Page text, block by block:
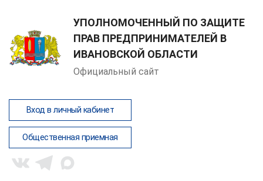
УПОЛНОМОЧЕННЫЙ ПО ЗАЩИТЕ
ПРАВ ПРЕДПРИНИМАТЕЛЕЙ В
ИВАНОВСКОЙ ОБЛАСТИ
Официальный сайт
Вход в личный кабинет
Общественная приемная